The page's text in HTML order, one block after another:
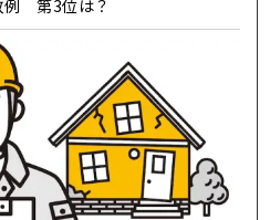
例 第3位は？